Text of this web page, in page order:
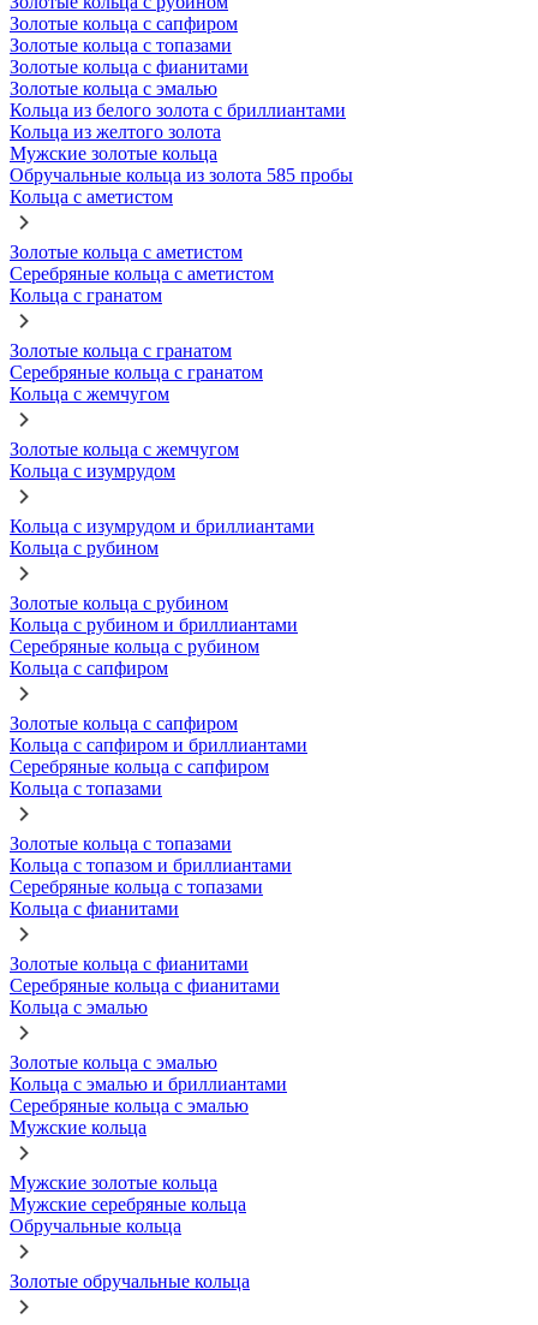
Золотые кольца с сапфиром
Золотые кольца с топазами
Золотые кольца с фианитами
Золотые кольца с эмалью
Кольца из белого золота с бриллиантами
Кольца из желтого золота
Мужские золотые кольца
Обручальные кольца из золота 585 пробы
Кольца с аметистом
Золотые кольца с аметистом
Серебряные кольца с аметистом
Кольца с гранатом
Золотые кольца с гранатом
Серебряные кольца с гранатом
Кольца с жемчугом
Золотые кольца с жемчугом
Кольца с изумрудом
Кольца с изумрудом и бриллиантами
Кольца с рубином
Золотые кольца с рубином
Кольца с рубином и бриллиантами
Серебряные кольца с рубином
Кольца с сапфиром
Золотые кольца с сапфиром
Кольца с сапфиром и бриллиантами
Серебряные кольца с сапфиром
Кольца с топазами
Золотые кольца с топазами
Кольца с топазом и бриллиантами
Серебряные кольца с топазами
Кольца с фианитами
Золотые кольца с фианитами
Серебряные кольца с фианитами
Кольца с эмалью
Золотые кольца с эмалью
Кольца с эмалью и бриллиантами
Серебряные кольца с эмалью
Мужские кольца
Мужские золотые кольца
Мужские серебряные кольца
Обручальные кольца
Золотые обручальные кольца